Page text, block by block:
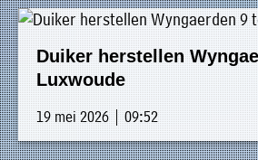
Duiker herstellen
Luxwoude
19 mei 2026 | 09:52